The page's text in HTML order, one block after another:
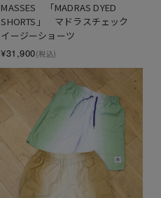
MASSES　「MADRAS DYED
SHORTS」　マドラスチェック
イージーショーツ
¥31,900(税込)